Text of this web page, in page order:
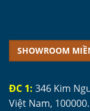
SHOWROOM
ĐC 1: 346 Kim
Việt Nam, 100000.